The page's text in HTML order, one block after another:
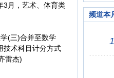
月，艺术、体育类
(三)合并至数学
技术科目计分方式
雷杰)
频道本